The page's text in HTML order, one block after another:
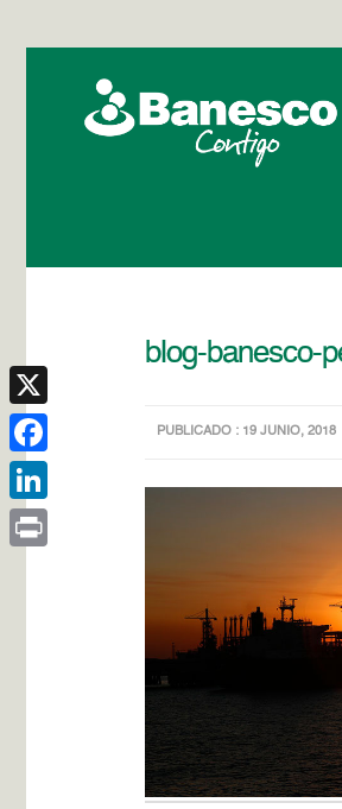
blog-banesco-
PUBLICADO : 19 JUNIO, 2018
X
Facebook
LinkedIn